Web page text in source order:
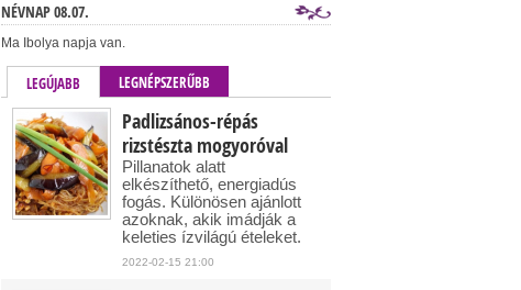
NÉVNAP 08.07.
Ma Ibolya napja van.
LEGÚJABB LEGNÉPSZERŰBB
Padlizsános-répás
rizstészta mogyoróval
Pillanatok alatt
elkészíthető, energiadús
fogás. Különösen ajánlott
azoknak, akik imádják a
keleties ízvilágú ételeket.
2022-02-15 21:00